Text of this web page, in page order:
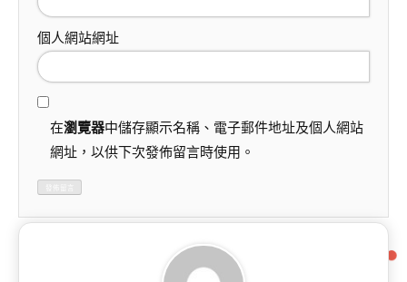
個人網站網址
在瀏覽器中儲存顯示名稱、電子郵件地址及個人網站
網址，以供下次發佈留言時使用。